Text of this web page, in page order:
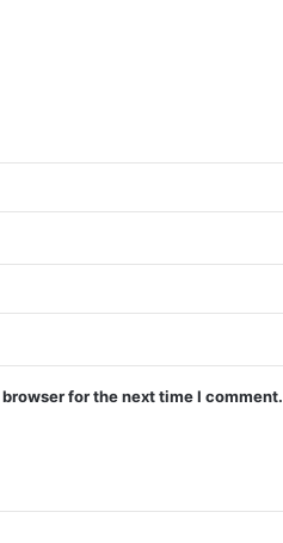
for the next time I comment.